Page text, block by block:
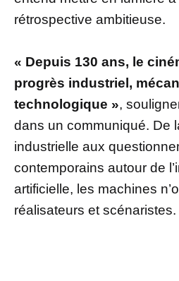
rétrospective ambitieuse.
« Depuis 130 ans, le
progrès industriel,
technologique »,
dans un communiqué. De
industrielle aux
contemporains autour de
artificielle, les machines
réalisateurs et scénaristes.